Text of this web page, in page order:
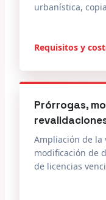
urbanística,
Requisitos y
Prórrogas,
Ampliación de la
modificación de
de licencias